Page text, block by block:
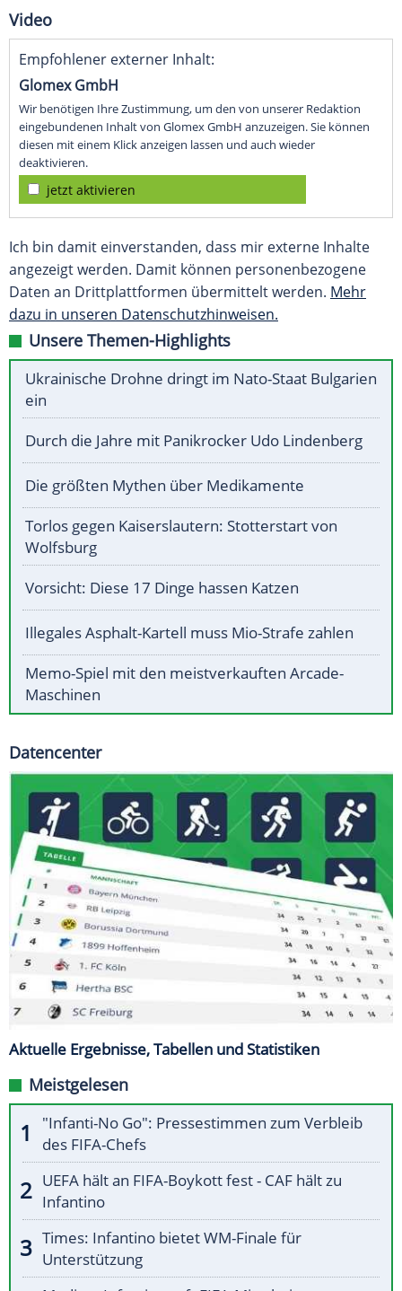
Video
Empfohlener externer Inhalt:
Glomex GmbH
Wir benötigen Ihre Zustimmung, um den von unserer Redaktion
eingebundenen Inhalt von Glomex GmbH anzuzeigen. Sie können
diesen mit einem Klick anzeigen lassen und auch wieder
deaktivieren.
jetzt aktivieren
Ich bin damit einverstanden, dass mir externe Inhalte
angezeigt werden. Damit können personenbezogene
Daten an Drittplattformen übermittelt werden. Mehr
dazu in unseren Datenschutzhinweisen.
Unsere Themen-Highlights
Ukrainische Drohne dringt im Nato-Staat Bulgarien
ein
Durch die Jahre mit Panikrocker Udo Lindenberg
Die größten Mythen über Medikamente
Torlos gegen Kaiserslautern: Stotterstart von
Wolfsburg
Vorsicht: Diese 17 Dinge hassen Katzen
Illegales Asphalt-Kartell muss Mio-Strafe zahlen
Memo-Spiel mit den meistverkauften Arcade-
Maschinen
Datencenter
Aktuelle Ergebnisse, Tabellen und Statistiken
Meistgelesen
"Infanti-No Go": Pressestimmen zum Verbleib
des FIFA-Chefs
UEFA hält an FIFA-Boykott fest - CAF hält zu
Infantino
Times: Infantino bietet WM-Finale für
Unterstützung